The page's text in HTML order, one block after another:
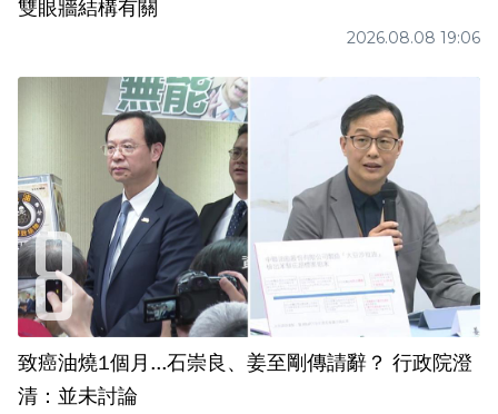
雙眼牆結構有關
2026.08.08 19:06
致癌油燒1個月...石崇良、姜至剛傳請辭？ 行政院澄
清：並未討論